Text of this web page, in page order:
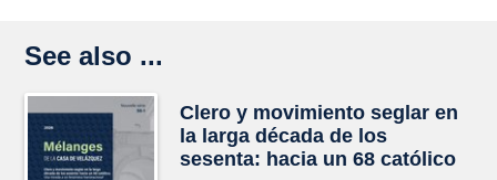
See also ...
Clero y movimiento seglar en
la larga década de los
sesenta: hacia un 68 católico